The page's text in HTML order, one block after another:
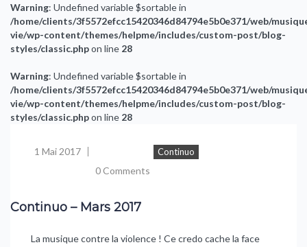
Warning: Undefined variable $sortable in
/home/clients/3f5572efcc15420346d84794e5b0e371/web/
vie/wp-content/themes/helpme/includes/custom-post/blog-
styles/classic.phpon line 28
Warning: Undefined variable $sortable in
/home/clients/3f5572efcc15420346d84794e5b0e371/web/
vie/wp-content/themes/helpme/includes/custom-post/blog-
styles/classic.phpon line 28
1 Mai 2017
0 Comments
Continuo
Continuo – Mars 2017
La musique contre la violence ! Ce credo cache la face